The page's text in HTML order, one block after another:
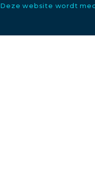
Deze website wordt